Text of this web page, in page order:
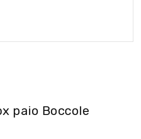
paio Boccole